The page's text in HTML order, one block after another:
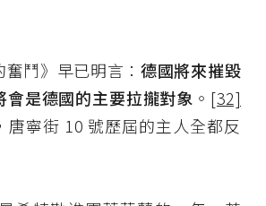
奮鬥》早已明言：德國將來摧毀
會是德國的主要拉攏對象 。 [32]
唐寧街 10 號歷屆的主人全都反